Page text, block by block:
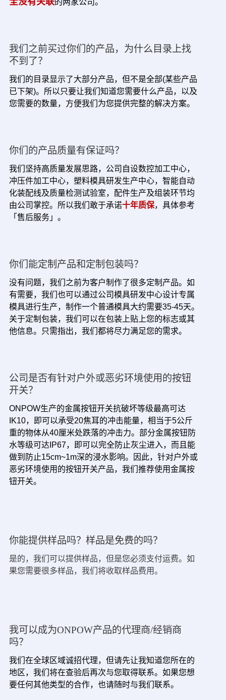
的两家公司。
我们之前买过你们的产品，为什么目录上找
不到了？
我们的目录显示了大部分产品，但不是全部(某些产品
已下架)。所以只要让我们知道您需要什么产品，以及
您需要的数量，方便我们为您提供完整的解决方案。
你们的产品质量有保证吗？
我们坚持高质量发展思路，公司自设数控加工中心，
冲压件加工中心，塑料模具研发生产中心，智能自动
化装配线及质量检测试验室，配件生产及组装环节均
由公司掌控。所以我们敢于承诺十年质保，具体参考
「售后服务」。
你们能定制产品和定制包装吗？
没有问题，我们之前为客户制作了很多定制产品。如
有需要，我们也可以通过公司模具研发中心设计专属
模具进行生产，制作一个普通模具大约需要35-45天。
关于定制包装，我们可以在包装上贴上您的标志或其
他信息。只需指出，我们都将尽力满足您的需求。
公司是否有针对户外或恶劣环境使用的按钮
开关？
ONPOW生产的金属按钮开关抗破坏等级最高可达
IK10，即可以承受20焦耳的冲击能量，相当于5公斤
重的物体从40厘米处跌落的冲击力。部分金属按钮防
水等级可达IP67，即可以完全防止灰尘进入，而且能
做到防止15cm~1m深的浸水影响。因此，针对户外或
恶劣环境使用的按钮开关产品，我们推荐使用金属按
钮开关。
你能提供样品吗？样品是免费的吗？
是的，我们可以提供样品，但是您必须支付运费。如
果您需要很多样品，我们将收取样品费用。
我可以成为ONPOW产品的代理商/经销商
吗？
我们在全球区域诚招代理，但请先让我知道您所在的
地区，我们将在查验后再次与您取得联系。如果您想
要任何其他类型的合作，也请随时与我们联系。